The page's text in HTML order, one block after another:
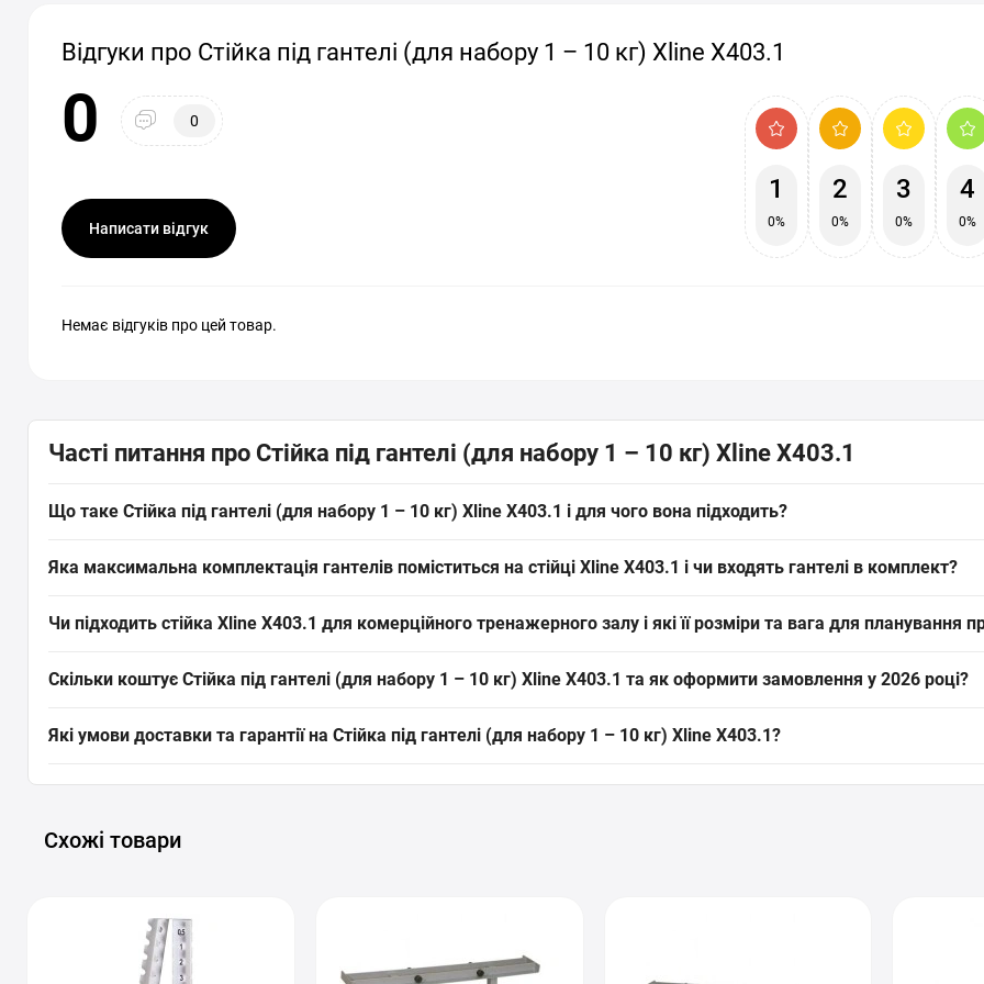
Відгуки про Стійка під гантелі (для набору 1 – 10 кг) Xline X403.1
0 0
Написати відгук
1
0%
2
0%
3
0%
4
0%
Немає відгуків про цей товар.
Часті питання про Стійка під гантелі (для набору 1 – 10 кг) Xline X403.1
Що таке Стійка під гантелі (для набору 1 – 10 кг) Xline X403.1 і для чого вона підходить?
Підходить для спортзалів і домашніх кутків із обмеженим простором.
Яка максимальна комплектація гантелів поміститься на стійці Xline X403.1 і чи входять гантелі в комплект?
самі гантелі.
Чи підходить стійка Xline X403.1 для комерційного тренажерного залу і які її розміри та вага для планування
сірий, тип — стійка для гантелів.
Скільки коштує Стійка під гантелі (для набору 1 – 10 кг) Xline X403.1 та як оформити замовлення у 2026 році?
замовити цей товар з категорії «Стійки для гантелей» прямо на сайті інтернет-магазину SPORTSTART.com.ua. Дані про
Які умови доставки та гарантії на Стійка під гантелі (для набору 1 – 10 кг) Xline X403.1?
Схожі товари